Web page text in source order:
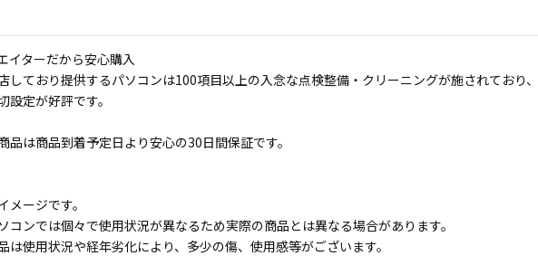
イターだから安心購入
しており提供するパソコンは100項目以上の入念な点検整備・クリーニングが施されており
設定が好評です。
品は商品到着予定日より安心の30日間保証です。
ージです。
コンでは個々で使用状況が異なるため実際の商品とは異なる場合があります。
は使用状況や経年劣化により、多少の傷、使用感等がございます。